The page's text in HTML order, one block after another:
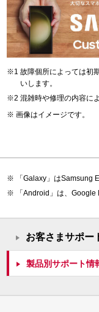
故障個所によっては初
いします。
混雑時や修理の内容に
画像はイメージです。
「Galaxy」はSamsung
「Android」は、Google
お客さまサポー
製品別サポート情